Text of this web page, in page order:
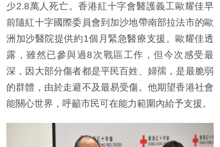
少2.8萬人死亡。香港紅十字會醫護義工歐耀佳早
前隨紅十字國際委員會到加沙地帶南部拉法市的歐
洲加沙醫院提供約1個月緊急醫療支援。歐耀佳透
露，雖然已參與過8次戰區工作，但今次感受最
深，因大部分傷者都是平民百姓、婦孺，是最脆弱
的群體，由於走避不及最易受傷。他期望香港社會
能關心世界，呼籲市民可在能力範圍內給予支援。